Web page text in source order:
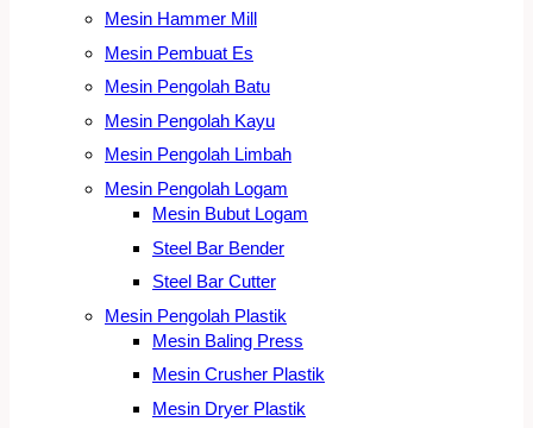
Mesin Hammer Mill
Mesin Pembuat Es
Mesin Pengolah Batu
Mesin Pengolah Kayu
Mesin Pengolah Limbah
Mesin Pengolah Logam
Mesin Bubut Logam
Steel Bar Bender
Steel Bar Cutter
Mesin Pengolah Plastik
Mesin Baling Press
Mesin Crusher Plastik
Mesin Dryer Plastik